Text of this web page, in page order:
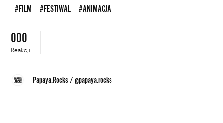
#FILM #FESTIWAL #ANIMACJA
000
Reakcji
Papaya.Rocks /@papaya.rocks